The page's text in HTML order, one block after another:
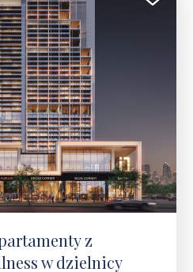
z
w dzielnicy